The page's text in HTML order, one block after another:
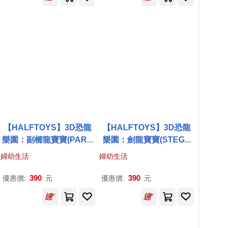
【HALFTOYS】3D恐龍
樂園：副櫛龍寶寶(PARA
BABY)STEAM教育玩具
婦幼生活
優惠價: 390 元
【HALFTOYS】3D恐龍
樂園：劍龍寶寶(STEGO
BABY)STEAM教育玩具
婦幼生活
優惠價: 390 元